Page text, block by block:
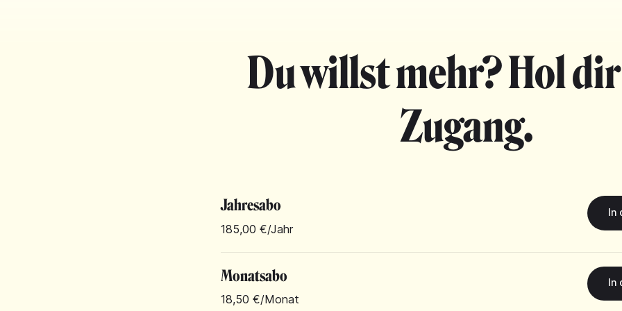
Du willst mehr? Hol
Zugang.
Jahresabo
185,00 €/Jahr
Monatsabo
18,50 €/Monat